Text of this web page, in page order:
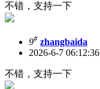
不错，支持一下
9# zhangbaida
2026-6-7 06:12:36
不错，支持一下